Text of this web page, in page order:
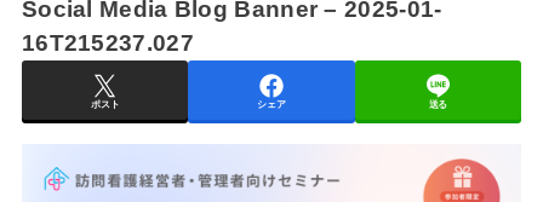
Social Media Blog Banner – 2025-01-
16T215237.027
ポスト シェア 送る